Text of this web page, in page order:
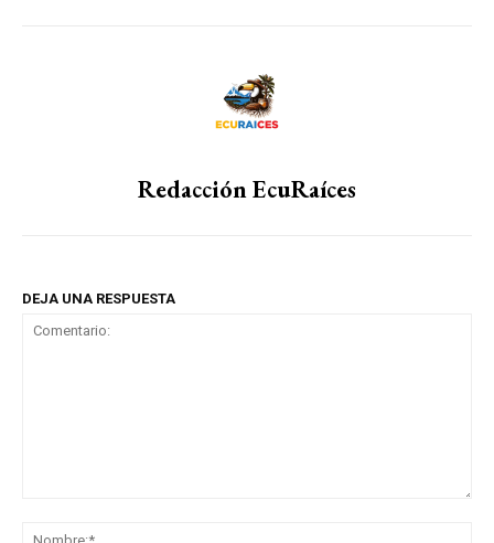
Redacción EcuRaíces
DEJA UNA RESPUESTA